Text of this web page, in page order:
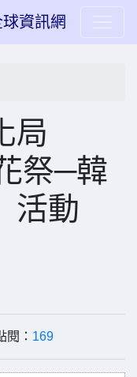
資訊網
局
祭─韓
活動
： 169